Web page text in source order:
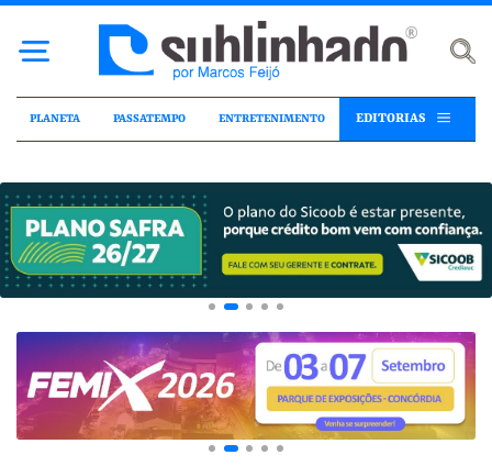
PLANETA PASSATEMPO ENTRETENIMENTO EDITORIAS